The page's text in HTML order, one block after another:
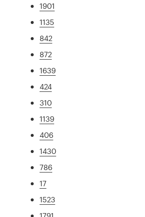
1901
1135
842
872
1639
424
310
1139
406
1430
786
17
1523